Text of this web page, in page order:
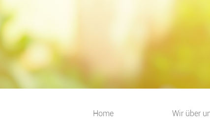
Home Wir über